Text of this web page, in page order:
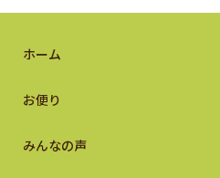
ホーム
お便り
みんなの声